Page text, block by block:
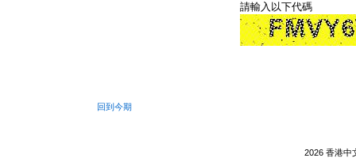
請輸入以下代碼
回到今期
2026 香港中